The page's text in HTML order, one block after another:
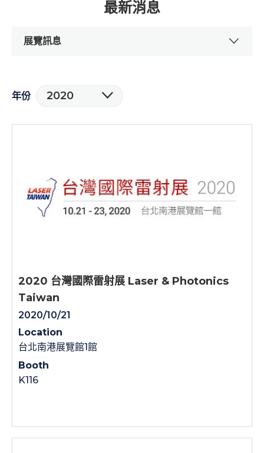
最新消息
展覽訊息
年份 2020
2020 台灣國際雷射展 Laser & Photonics
Taiwan
2020/10/21
Location
台北南港展覽館1館
Booth
K116